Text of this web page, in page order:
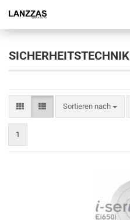
SICHERHEITSTECHNIK
Sortieren nach
Sortieren nach
1